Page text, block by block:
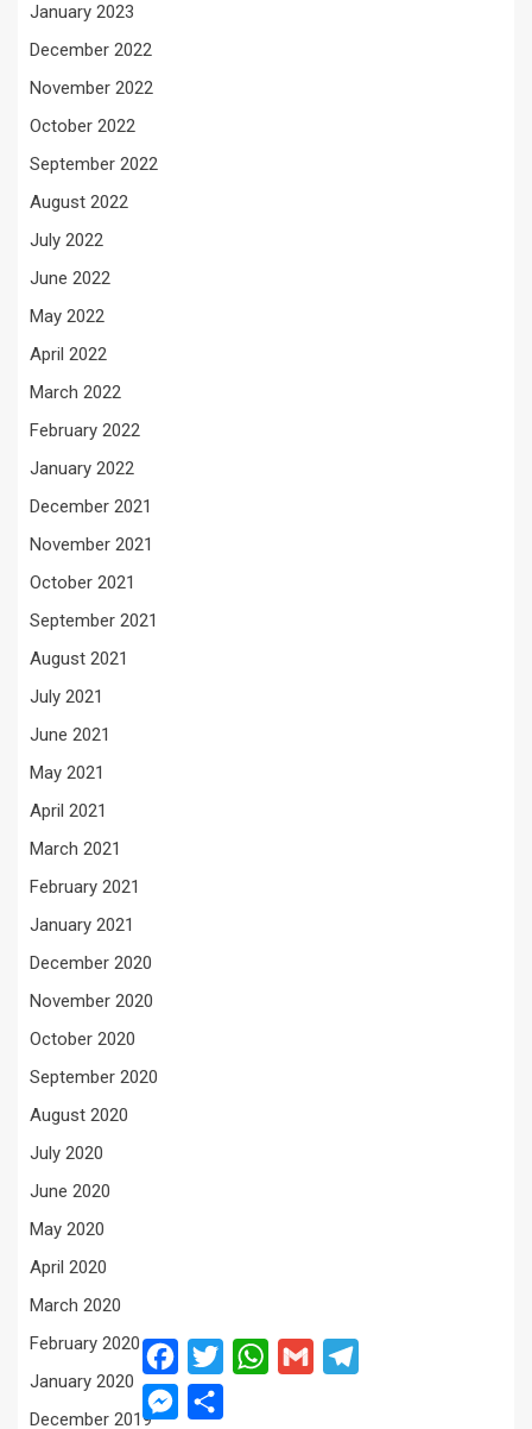
January 2023
December 2022
November 2022
October 2022
September 2022
August 2022
July 2022
June 2022
May 2022
April 2022
March 2022
February 2022
January 2022
December 2021
November 2021
October 2021
September 2021
August 2021
July 2021
June 2021
May 2021
April 2021
March 2021
February 2021
January 2021
December 2020
November 2020
October 2020
September 2020
August 2020
July 2020
June 2020
May 2020
April 2020
March 2020
February 2020
January 2020
December 2019
Facebook
TwitterWhatsApp
Gmail
Messenger